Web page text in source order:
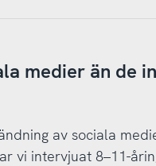
medier än de
av sociala
vi intervjuat 8–11-